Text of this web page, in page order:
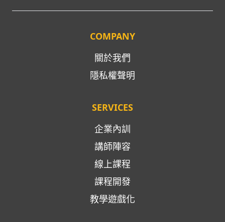
COMPANY
關於我們
隱私權聲明
SERVICES
企業內訓
講師陣容
線上課程
課程開發
教學遊戲化